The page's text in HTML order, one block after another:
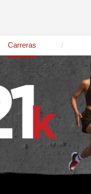
Carreras